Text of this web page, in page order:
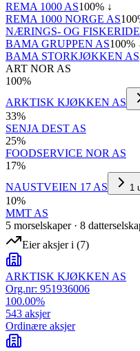
REMA 1000 AS100% ↓
REMA 1000 NORGE AS100
NÆRINGS- OG
BAMA GRUPPEN AS100%
BAMA STORKJØKKEN AS
ART NOR AS
100%
ARKTISK KJØKKEN AS
33%
SENJA DEST AS
25%
FOODSERVICE NOR AS
17%
NAUSTVEIEN 17 AS
1
10%
MMT AS
5 morselskaper· 8
Eier aksjer i (7)
ARKTISK KJØKKEN AS
Org.nr: 951936006
100.00%
543 aksjer
Ordinære aksjer